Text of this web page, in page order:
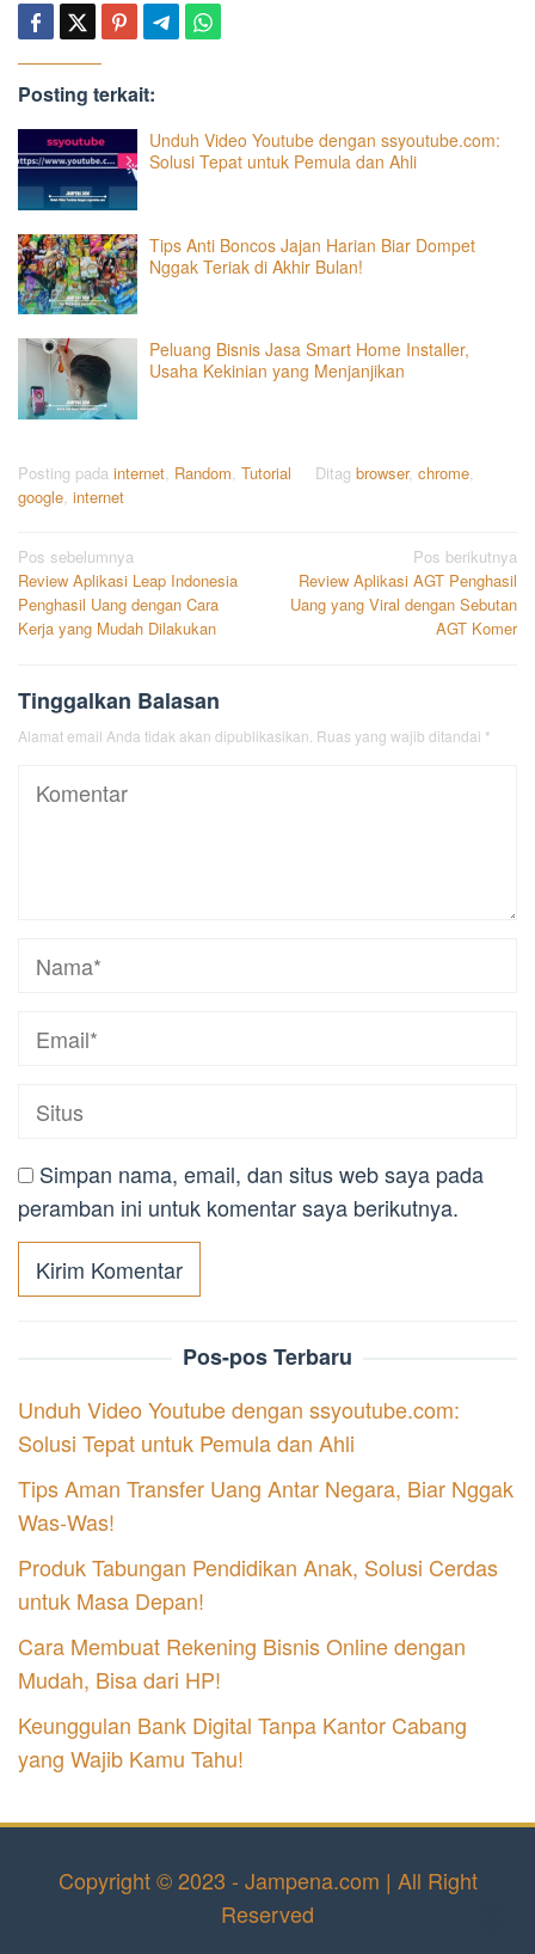
Posting terkait:
Unduh Video Youtube dengan ssyoutube.com:
Solusi Tepat untuk Pemula dan Ahli
Tips Anti Boncos Jajan Harian Biar Dompet
Nggak Teriak di Akhir Bulan!
Peluang Bisnis Jasa Smart Home Installer,
Usaha Kekinian yang Menjanjikan
Posting pada internet Random Tutorial Ditag browser, chrome
google internet
Navigasi
pos
Pos sebelumnya
Review Aplikasi Leap Indonesia
Penghasil Uang dengan Cara
Kerja yang Mudah Dilakukan
Pos berikutnya
Review Aplikasi AGT Penghasil
Uang yang Viral dengan Sebutan
AGT Komer
Tinggalkan Balasan
Alamat email Anda tidak akan dipublikasikan. Ruas yang wajib ditandai *
Simpan nama, email, dan situs web saya pada
peramban ini untuk komentar saya berikutnya.
Pos-pos Terbaru
Unduh Video Youtube dengan ssyoutube.com:
Solusi Tepat untuk Pemula dan Ahli
Tips Aman Transfer Uang Antar Negara, Biar Nggak
Was-Was!
Produk Tabungan Pendidikan Anak, Solusi Cerdas
untuk Masa Depan!
Cara Membuat Rekening Bisnis Online dengan
Mudah, Bisa dari HP!
Keunggulan Bank Digital Tanpa Kantor Cabang
yang Wajib Kamu Tahu!
Copyright © 2023 - Jampena.com | All Right
Reserved